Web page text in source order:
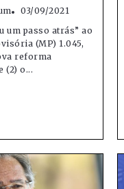
03/09/2021
um passo atrás” ao
(MP) 1.045,
reforma
(2) o...